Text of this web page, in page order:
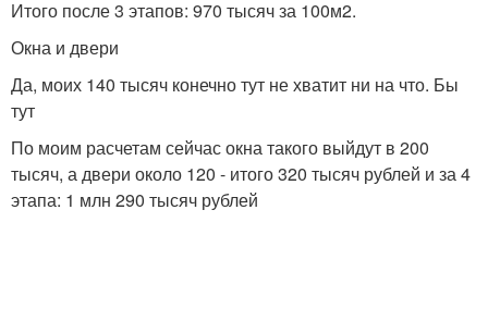
Итого после 3 этапов: 970 тысяч за 100м2.
Окна и двери
Да, моих 140 тысяч конечно тут не хватит ни на что. Бы
тут
По моим расчетам сейчас окна такого выйдут в 200
тысяч, а двери около 120 - итого 320 тысяч рублей и за 4
этапа: 1 млн 290 тысяч рублей